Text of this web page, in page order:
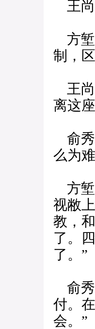
王尚
方堑
制，
王尚
离这
俞秀
么为
方堑
视敝
教，
了。
了。”
俞秀
付。
会。”